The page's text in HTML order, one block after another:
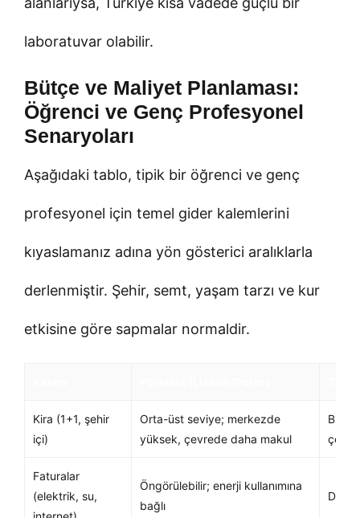
laboratuvar olabilir.
Bütçe ve Maliyet Planlaması:
Öğrenci ve Genç Profesyonel
Senaryoları
Aşağıdaki tablo, tipik bir öğrenci ve genç
profesyonel için temel gider kalemlerini
kıyaslamanız adına yön gösterici aralıklarla
derlenmiştir. Şehir, semt, yaşam tarzı ve kur
etkisine göre sapmalar normaldir.
Kira (1+1, şehir
içi)
Orta-üst seviye; merkezde
yüksek, çevrede daha makul
çevre
Faturalar
(elektrik, su,
Öngörülebilir; enerji kullanımına
bağlı